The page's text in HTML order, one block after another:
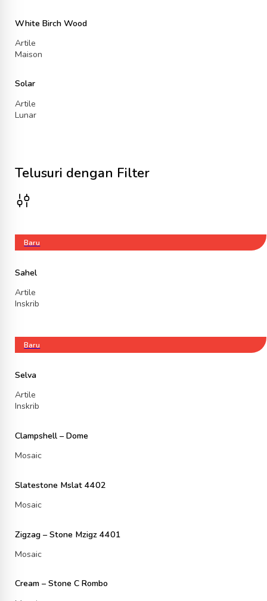
White Birch Wood
Artile
Maison
Solar
Artile
Lunar
Telusuri dengan Filter
Baru
Sahel
Artile
Inskrib
Baru
Selva
Artile
Inskrib
Clampshell – Dome
Mosaic
Slatestone Mslat 4402
Mosaic
Zigzag – Stone Mzigz 4401
Mosaic
Cream – Stone C Rombo